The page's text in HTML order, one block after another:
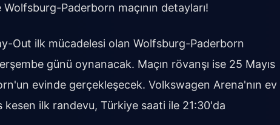
Wolfsburg-Paderborn maçının detayları!
Out ilk mücadelesi olan Wolfsburg-Paderborn
günü oynanacak. Maçın rövanşı ise 25 Mayıs
evinde gerçekleşecek. Volkswagen Arena'nın ev
kesen ilk randevu, Türkiye saati ile 21:30'da